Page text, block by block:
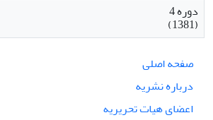
دوره 4
(1381)
صفحه اصلی
درباره نشریه
اعضای هیات تحریریه